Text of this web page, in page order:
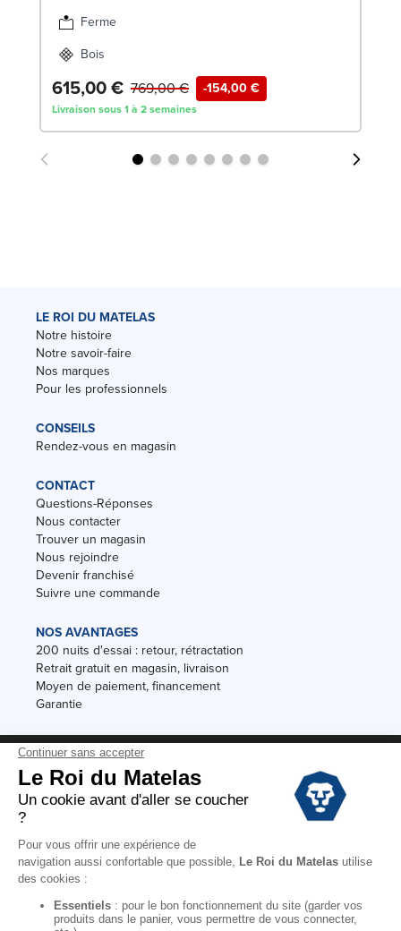
Ferme
Bois
615,00 € -154,00 €
769,00 €
Livraison sous 1 à 2 semaines
LE ROI DU MATELAS
Notre histoire
Notre savoir-faire
Nos marques
Pour les professionnels
CONSEILS
Rendez-vous en magasin
CONTACT
Questions-Réponses
Nous contacter
Trouver un magasin
Nous rejoindre
Devenir franchisé
Suivre une commande
NOS AVANTAGES
200 nuits d'essai : retour, rétractation
Retrait gratuit en magasin, livraison
Moyen de paiement, financement
Garantie
Conditions des offres
Black Friday
Destockage
Conditions Générales de vente magasin
Mentions Légales
Données personnelles